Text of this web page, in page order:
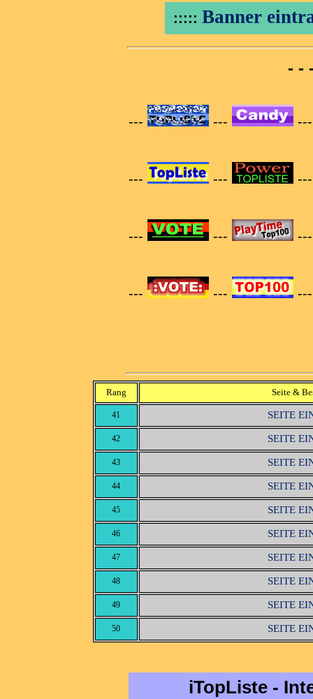
::::: Banner
- -
--- ---
--- ---
--- ---
--- ---
Rang Seite &
41 SEITE
42 SEITE
43 SEITE
44 SEITE
45 SEITE
46 SEITE
47 SEITE
48 SEITE
49 SEITE
50 SEITE
iTopListe -